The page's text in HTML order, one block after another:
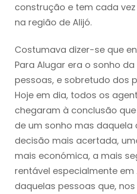
construção e tem cada
na região de Alijó.
Costumava dizer-se que
Para Alugar era o sonho
pessoas, e sobretudo dos
Hoje em dia, todos os
chegaram à conclusão
de um sonho mas daquela
decisão mais acertada,
mais económica, a mais
rentável especialmente em
daquelas pessoas que,